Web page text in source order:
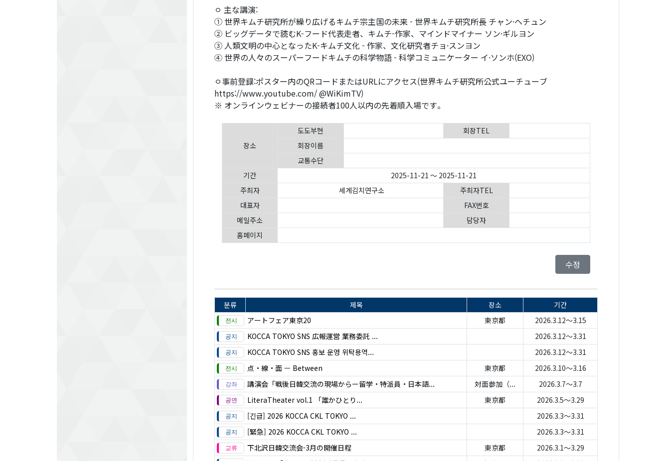
ㅇ 主な講演:
① 世界キムチ研究所が繰り広げるキムチ宗主国の未来 - 世界キムチ研究所長 チャン·ヘチュン
② ビッグデータで読むK-フード代表走者、キムチ-作家、マインドマイナー ソン·ギルヨン
③ 人類文明の中心となったK-キムチ文化 - 作家、文化研究者チョ·スンヨン
④ 世界の人々のスーパーフードキムチの科学物語 - 科学コミュニケーター イ·ソンホ(EXO)
ㅇ事前登録:ポスター内のQRコードまたはURLにアクセス(世界キムチ研究所公式ユーチューブ
https://www.youtube.com/ @WiKimTV)
※ オンラインウェビナーの接続者100人以内の先着順入場です。
장소
도도부현
회장TEL
회장이름
교통수단
기간
2025-11-21 ～ 2025-11-21
주최자
세계김치연구소
주최자TEL
대표자
FAX번호
메일주소
담당자
홈페이지
수정
분류 제목 장소
기간
アートフェア東京20
東京都
2026.3.12～3.15
KOCCA TOKYO SNS 広報運営 業務委託 ...
2026.3.12～3.31
KOCCA TOKYO SNS 홍보 운영 위탁용역...
2026.3.12～3.31
点・線・面 — Between
東京都
2026.3.10～3.16
講演会「戦後日韓交流の現場からー留学・特派員・日本語...
対面参加（...
2026.3.7～3.7
LiteraTheater vol.1 「誰かひとり...
東京都
2026.3.5～3.29
[긴급] 2026 KOCCA CKL TOKYO ...
2026.3.3～3.31
[緊急] 2026 KOCCA CKL TOKYO ...
2026.3.3～3.31
下北沢日韓交流会-3月の開催日程
東京都
2026.3.1～3.29